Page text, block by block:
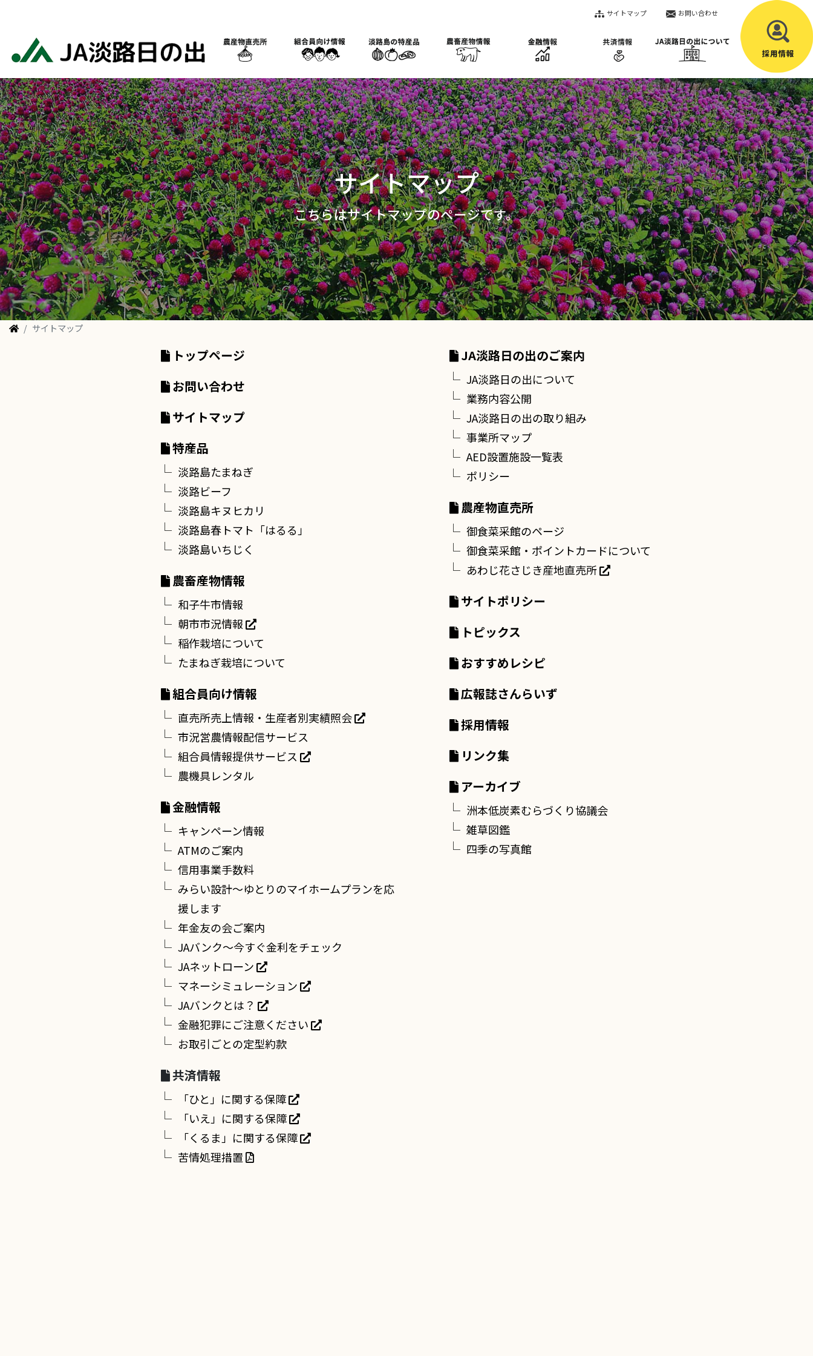
お問い合わせ
サイトマップ
サイトマップ
こちらはサイトマップのページです。
サイトマップ
トップページ
お問い合わせ
サイトマップ
特産品
淡路島たまねぎ
淡路ビーフ
淡路島キヌヒカリ
淡路島春トマト「はるる」
淡路島いちじく
農畜産物情報
和子牛市情報
朝市市況情報
稲作栽培について
たまねぎ栽培について
組合員向け情報
直売所売上情報・生産者別実績照会
市況営農情報配信サービス
組合員情報提供サービス
農機具レンタル
金融情報
キャンペーン情報
ATMのご案内
信用事業手数料
みらい設計～ゆとりのマイホームプランを応
援します
年金友の会ご案内
JAバンク～今すぐ金利をチェック
JAネットローン
マネーシミュレーション
JAバンクとは？
金融犯罪にご注意ください
お取引ごとの定型約款
共済情報
「ひと」に関する保障
「いえ」に関する保障
「くるま」に関する保障
苦情処理措置
JA淡路日の出のご案内
JA淡路日の出について
業務内容公開
JA淡路日の出の取り組み
事業所マップ
AED設置施設一覧表
ポリシー
農産物直売所
御食菜采館のページ
御食菜采館・ポイントカードについて
あわじ花さじき産地直売所
サイトポリシー
トピックス
おすすめレシピ
広報誌さんらいず
採用情報
リンク集
アーカイブ
洲本低炭素むらづくり協議会
雑草図鑑
四季の写真館